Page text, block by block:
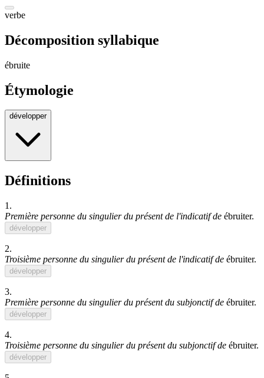
verbe
Décomposition syllabique
ébruite
Étymologie
développer
Définitions
1.
Première personne du singulier du présent de l'indicatif de ébruiter.
développer
2.
Troisième personne du singulier du présent de l'indicatif de ébruiter.
développer
3.
Première personne du singulier du présent du subjonctif de ébruiter.
développer
4.
Troisième personne du singulier du présent du subjonctif de ébruiter.
développer